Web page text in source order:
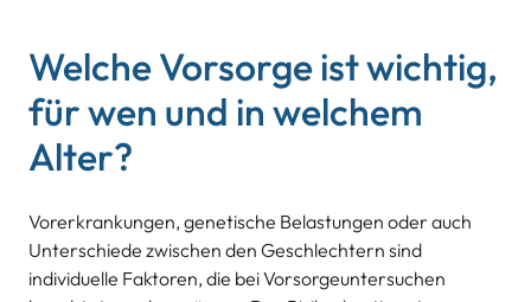
Welche Vorsorge ist wichtig,
für wen und in welchem
Alter?
Vorerkrankungen, genetische Belastungen oder auch
Unterschiede zwischen den Geschlechtern sind
individuelle Faktoren, die bei Vorsorgeuntersuchen